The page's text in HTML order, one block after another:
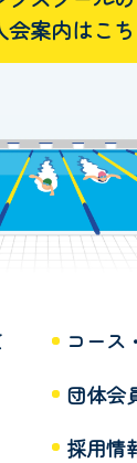
会案内はこ
コース
団体会
採用情